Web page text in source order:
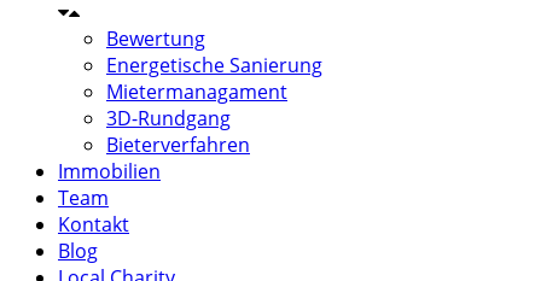
Bewertung
Energetische Sanierung
Mietermanagament
3D-Rundgang
Bieterverfahren
Immobilien
Team
Kontakt
Blog